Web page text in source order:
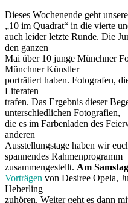
Dieses Wochenende geht
„10 im Quadrat“ in die vierte
auch leider letzte Runde. Die
den ganzen
Mai über 10 junge Münchner
Münchner Künstler
porträtiert haben. Fotografen,
Literaten
trafen. Das Ergebnis dieser
unterschiedlichen Fotografien,
die es im Farbenladen des
anderen
Ausstellungstage haben wir
spannendes Rahmenprogramm
zusammengestellt. Am Samstag
Vorträgen von Desiree Opela,
Heberling
zuhören. Weiter geht es dann